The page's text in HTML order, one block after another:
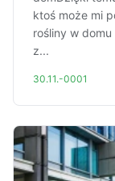
ktoś może mi
rośliny w
z...
30.11.-0001